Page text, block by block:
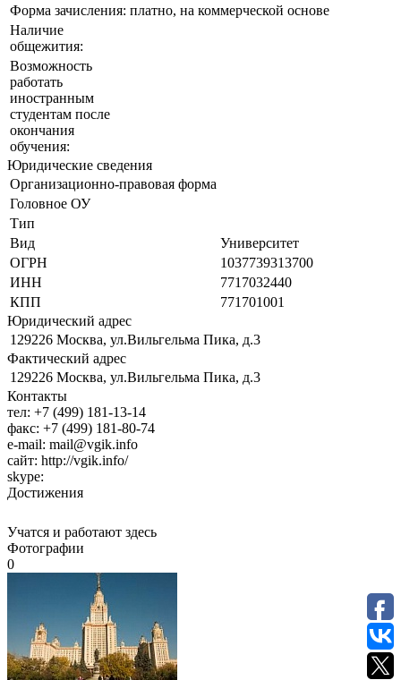
Форма зачисления: платно, на коммерческой основе
Наличие
общежития:
Возможность
работать
иностранным
студентам после
окончания
обучения:
Юридические сведения
Организационно-правовая форма
Головное ОУ
Тип
Вид
Университет
ОГРН
1037739313700
ИНН
7717032440
КПП
771701001
Юридический адрес
129226 Москва, ул.Вильгельма Пика, д.3
Фактический адрес
129226 Москва, ул.Вильгельма Пика, д.3
Контакты
тел: +7 (499) 181-13-14
факс: +7 (499) 181-80-74
e-mail: mail@vgik.info
сайт: http://vgik.info/
skype:
Достижения
Учатся и работают здесь
Фотографии
0